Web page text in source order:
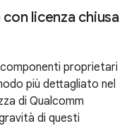
licenza chiusa
proprietari
più dettagliato nel
di Qualcomm
di questi